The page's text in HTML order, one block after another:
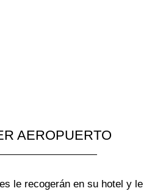
AEROPUERTO
le recogerán en su hotel y le